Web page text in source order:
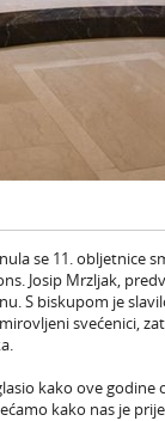
se 11. obljetnice
Josip Mrzljak,
S biskupom je
svećenici,
kako ove
kako nas je